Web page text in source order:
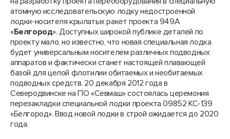
атомную исследовательскую лодку недостроенной
лодки-носителя крылатых ракет проекта 949А
«Белгород». Доступных широкой публике деталей по
проекту мало, но известно, что новая специальная лодка
будет универсальным носителем различных подводных
аппаратов и фактически станет настоящей плавающей
базой для целой флотилии обитаемых и необитаемых
подводных средств. 20 декабря 2012 года в
Северодвинске на ПО «Севмаш» состоялась церемония
перезакладки специальной лодки проекта 09852 КС-139
«Белгород». Ввод новой лодки в строй ожидается до 2020
года.